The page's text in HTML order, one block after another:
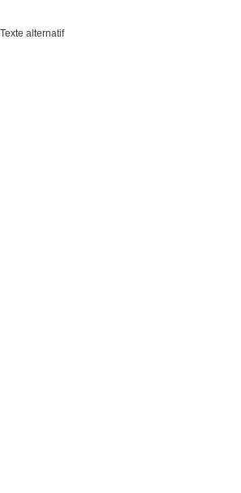
Texte alternatif